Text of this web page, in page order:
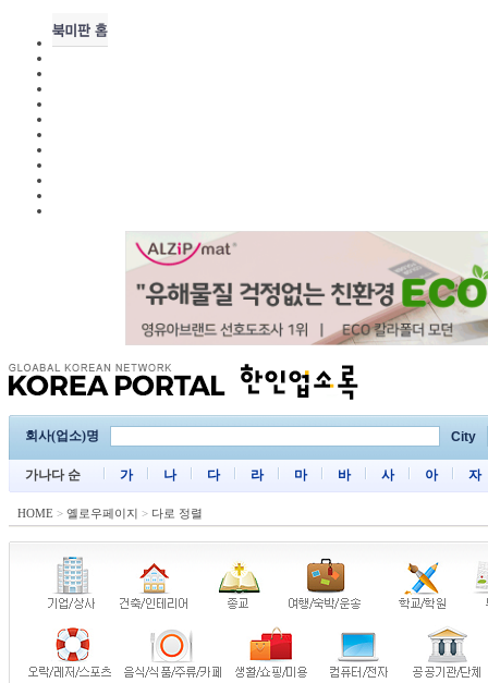
회사(업소)명 City
가나다 순 가 나 다 라 마 바 사 아 자
HOME > 옐로우페이지 > 다로 정렬